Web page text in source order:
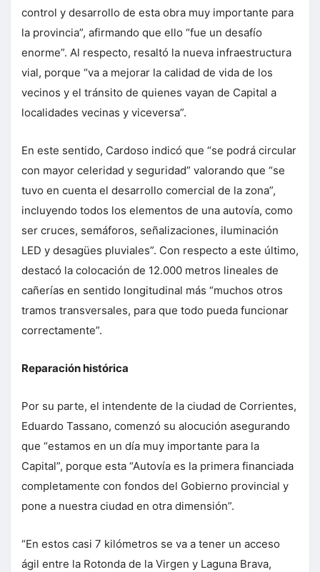
control y desarrollo de esta obra muy importante para
la provincia”, afirmando que ello “fue un desafío
enorme”. Al respecto, resaltó la nueva infraestructura
vial, porque “va a mejorar la calidad de vida de los
vecinos y el tránsito de quienes vayan de Capital a
localidades vecinas y viceversa”.
En este sentido, Cardoso indicó que “se podrá circular
con mayor celeridad y seguridad” valorando que “se
tuvo en cuenta el desarrollo comercial de la zona”,
incluyendo todos los elementos de una autovía, como
ser cruces, semáforos, señalizaciones, iluminación
LED y desagües pluviales”. Con respecto a este último,
destacó la colocación de 12.000 metros lineales de
cañerías en sentido longitudinal más “muchos otros
tramos transversales, para que todo pueda funcionar
correctamente”.
Reparación histórica
Por su parte, el intendente de la ciudad de Corrientes,
Eduardo Tassano, comenzó su alocución asegurando
que “estamos en un día muy importante para la
Capital”, porque esta “Autovía es la primera financiada
completamente con fondos del Gobierno provincial y
pone a nuestra ciudad en otra dimensión”.
“En estos casi 7 kilómetros se va a tener un acceso
ágil entre la Rotonda de la Virgen y Laguna Brava,